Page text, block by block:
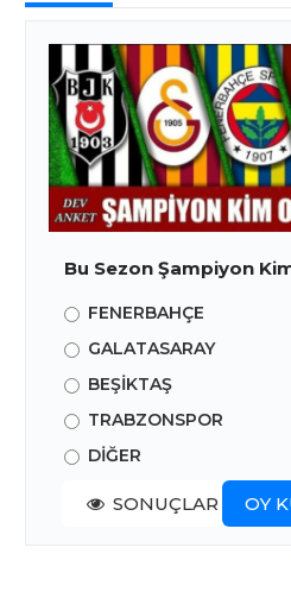
Bu Sezon Şampiyon
FENERBAHÇE
GALATASARAY
BEŞİKTAŞ
TRABZONSPOR
DİĞER
SONUÇLAR OY